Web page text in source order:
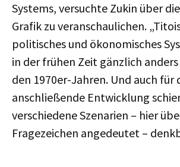
Systems, versuchte Zukin über
Grafik zu veranschaulichen.
politisches und ökonomisches
in der frühen Zeit gänzlich
den 1970er-Jahren. Und auch für
anschließende Entwicklung
verschiedene Szenarien – hier
Fragezeichen angedeutet –